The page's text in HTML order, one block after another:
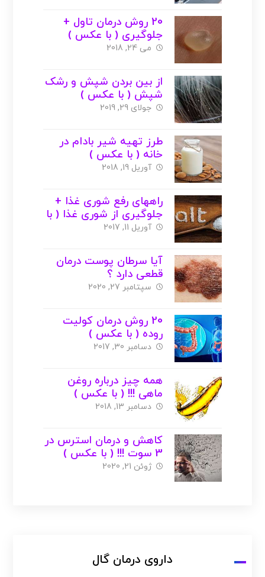
20 روش درمان تاول +
جلوگیری ( با عکس )
می 24, 2018
از بین بردن شپش و رشک
شپش ( با عکس )
جولای 29, 2019
طرز تهیه شیر بادام در
خانه ( با عکس )
آوریل 19, 2018
راههای رفع شوری غذا +
جلوگیری از شوری غذا ( با
عکس )
آوریل 11, 2017
آیا سرطان پوست درمان
قطعی دارد ؟
سپتامبر 27, 2020
20 روش درمان کولیت
روده ( با عکس )
دسامبر 30, 2017
همه چیز درباره روغن
ماهی !!! ( با عکس )
دسامبر 13, 2018
کاهش و درمان استرس در
3 سوت !!! ( با عکس )
ژوئن 21, 2020
داروی درمان گال